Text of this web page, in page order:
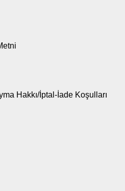
Hakkı/İptal-İade Koşulları